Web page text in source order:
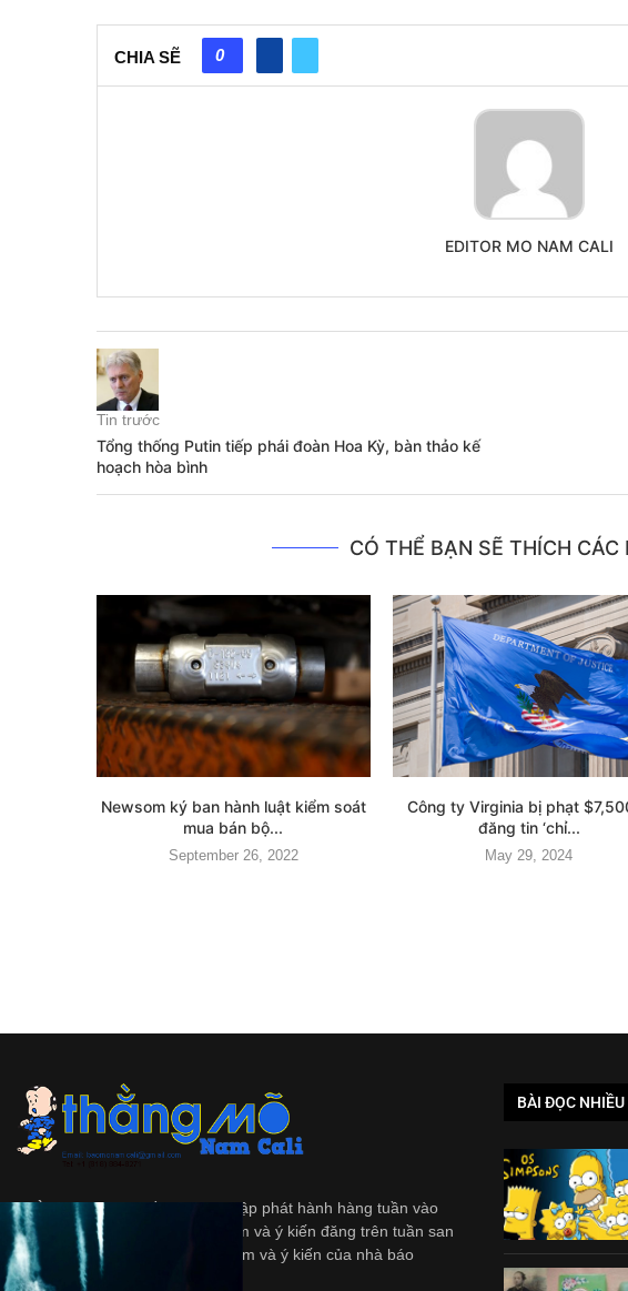
CHIA SẼ 0
EDITOR MO NAM CALI
Tin trước
Tổng thống Putin tiếp phái đoàn Hoa Kỳ, bàn thảo kế
hoạch hòa bình
CÓ THỂ BẠN SẼ THÍCH CÁC
Newsom ký ban hành luật kiểm soát
mua bán bộ...
September 26, 2022
Công ty Virginia bị phạt
đăng tin ‘chỉ...
May 29, 2024
Thằng Mõlà tập tuần san độc lập phát hành hàng tuần vào
ngày Thứ Bảy. Những quan diểm và ý kiến đăng trên tuần san
này không nhất thiết là quan diểm và ý kiến của nhà báo
và/hoặc là người bảo trợ.
BÀI ĐỌC NHIỀU